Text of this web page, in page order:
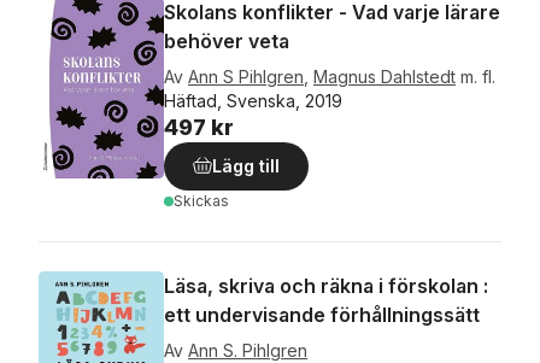
Skolans konflikter - Vad varje lärare
behöver veta
Av Ann S Pihlgren Magnus Dahlstedt m. fl.
Häftad, Svenska, 2019
497 kr
Lägg till
Skickas
Läsa, skriva och räkna i förskolan :
ett undervisande förhållningssätt
Av Ann S. Pihlgren